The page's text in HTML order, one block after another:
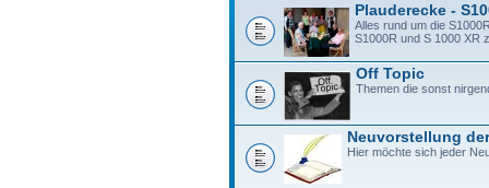
Plauderecke -
Alles rund um die
S1000R und S 1000 XR
Off Topic
Themen die sonst
Neuvorstellung
Hier möchte sich jeder